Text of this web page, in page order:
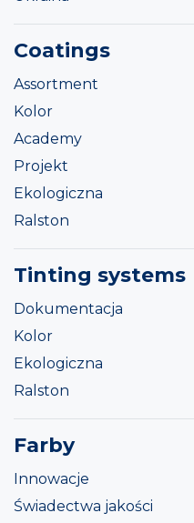
Coatings
Assortment
Kolor
Academy
Projekt
Ekologiczna
Ralston
Tinting systems
Dokumentacja
Kolor
Ekologiczna
Ralston
Farby
Innowacje
Świadectwa jakości